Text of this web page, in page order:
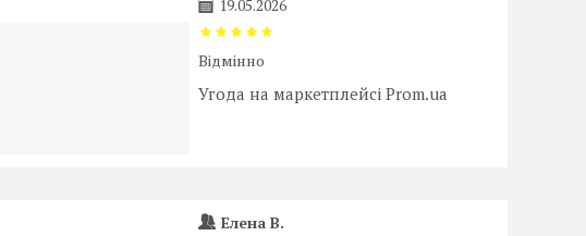
19.05.2026
Відмінно
Угода на маркетплейсі Prom.ua
Елена В.